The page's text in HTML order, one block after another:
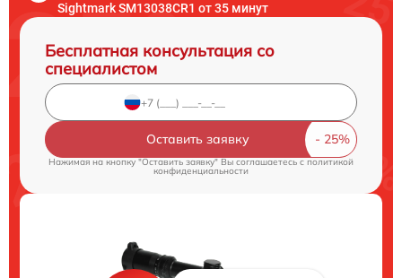
Sightmark SM13038CR1 от 35 минут
Бесплатная консультация со
специалистом
Оставить заявку
Нажимая на кнопку "Оставить заявку" Вы соглашаетесь cполитикой
конфиденциальности